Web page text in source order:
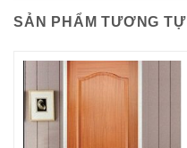
SẢN PHẨM TƯƠNG TỰ